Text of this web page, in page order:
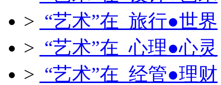
> “艺术”在 旅行●世界
> “艺术”在 心理●心灵
> “艺术”在 经管●理财